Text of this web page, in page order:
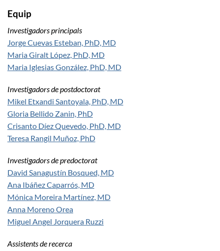
Equip
Investigadors principals
Jorge Cuevas Esteban, PhD, MD
Maria Giralt López, PhD, MD
Maria Iglesias González, PhD, MD
Investigadors de postdoctorat
Mikel Etxandi Santoyala, PhD, MD
Gloria Bellido Zanin, PhD
Crisanto Díez Quevedo, PhD, MD
Teresa Rangil Muñoz, PhD
Investigadors de predoctorat
David Sanagustín Bosqued, MD
Ana Ibáñez Caparrós, MD
Mónica Moreira Martínez, MD
Anna Moreno Orea
Miguel Angel Jorquera Ruzzi
Assistents de recerca